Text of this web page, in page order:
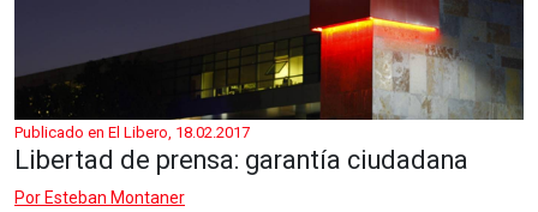
Publicado en El Libero, 18.02.2017
Libertad de prensa: garantía ciudadana
Por Esteban Montaner